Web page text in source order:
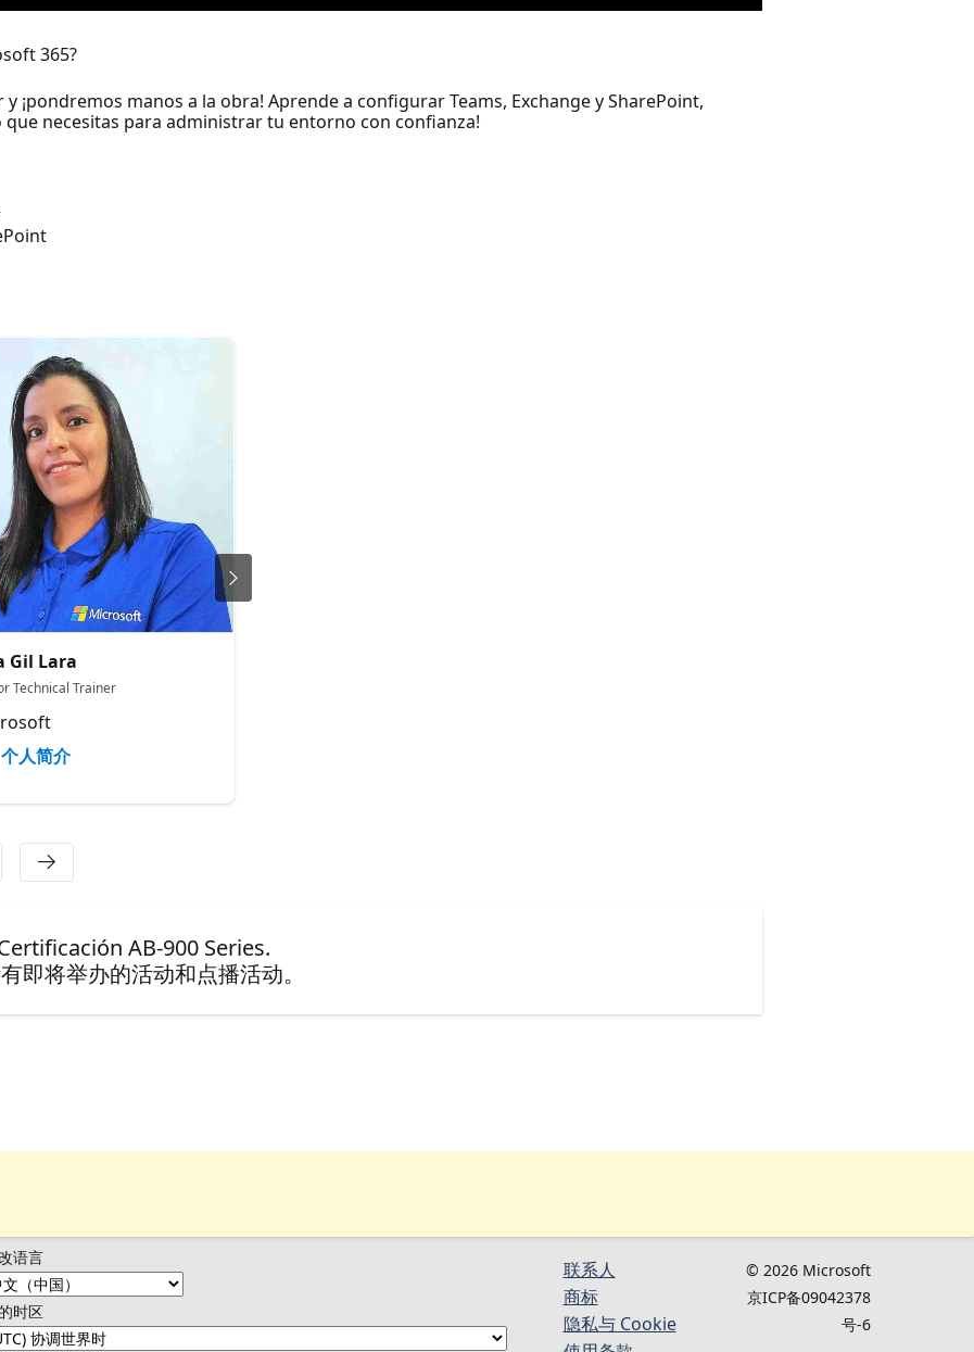
365?
¡pondremos manos a la obra! Aprende a configurar Teams, Exchange y SharePoint,
necesitas para administrar tu entorno con confianza!
Gil Lara
Technical Trainer
个人简介
AB-900 Series.
即将举办的活动和点播活动。
语言
时区
联系人
商标
隐私与 Cookie
© 2026 Microsoft
京ICP备09042378
号-6